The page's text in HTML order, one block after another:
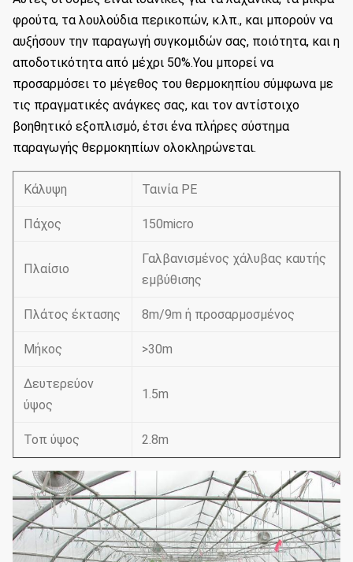
φρούτα, τα λουλούδια περικοπών, κ.λπ., και μπορούν να
αυξήσουν την παραγωγή συγκομιδών σας, ποιότητα, και η
αποδοτικότητα από μέχρι 50%.You μπορεί να
προσαρμόσει το μέγεθος του θερμοκηπίου σύμφωνα με
τις πραγματικές ανάγκες σας, και τον αντίστοιχο
βοηθητικό εξοπλισμό, έτσι ένα πλήρες σύστημα
παραγωγής θερμοκηπίων ολοκληρώνεται.
Κάλυψη Ταινία PE
Πάχος 150micro
Πλαίσιο
Γαλβανισμένος χάλυβας καυτής
εμβύθισης
Πλάτος έκτασης 8m/9m ή προσαρμοσμένος
Μήκος >30m
Δευτερεύον
ύψος
1.5m
Τοπ ύψος 2.8m